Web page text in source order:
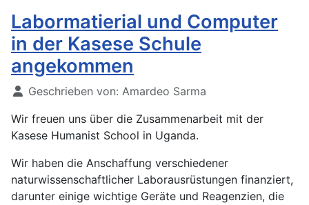
Labormatierial und Computer
in der Kasese Schule
angekommen
Geschrieben von: Amardeo Sarma
Wir freuen uns über die Zusammenarbeit mit der
Kasese Humanist School in Uganda.
Wir haben die Anschaffung verschiedener
naturwissenschaftlicher Laborausrüstungen finanziert,
darunter einige wichtige Geräte und Reagenzien, die